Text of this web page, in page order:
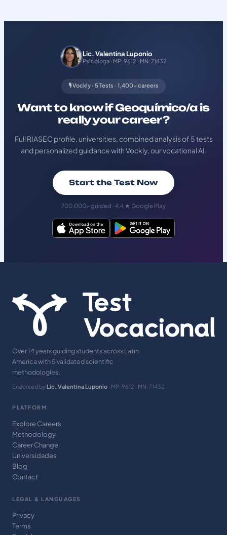
Lic. Valentina Luponio
Psicóloga · MP: 9612 · MN: 71432
🎙️ Vockly · 5 Tests · 1,400+ careers
Want to know if Geoquímico/a is
really your career?
Full RIASEC profile, universities, combined analysis of 5 tests
and personalized guidance with Vockly, our vocational AI.
Start the Test Now
700,000+ guided · 4.4 ★ Google Play
Over 14 years guiding students across Latin
America with 5 validated scientific
methodologies.
Endorsed by Lic. Valentina Luponio · MP: 9612 · MN: 71432
PLATFORM
Explore Careers
Methodology
Career Change
Universidades
Blog
Contact
LEGAL & LANGUAGES
Privacy
Terms